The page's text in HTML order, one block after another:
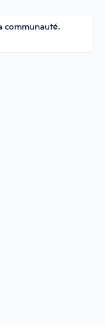
communauté.